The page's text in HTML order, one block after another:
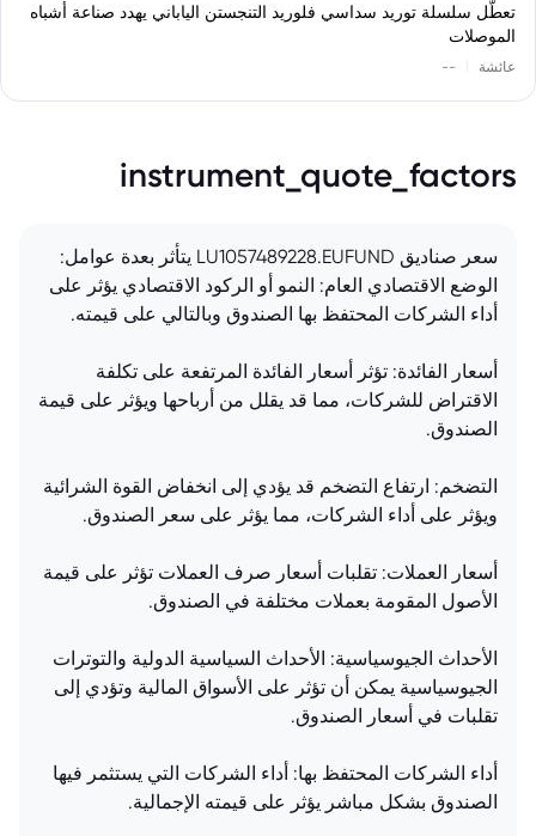
تعطّل سلسلة توريد سداسي فلوريد التنجستن الياباني يهدد صناعة أشباه
الموصلات
عائشة --
instrument_quote_factors
سعر صناديق LU1057489228.EUFUND يتأثر بعدة عوامل:
الوضع الاقتصادي العام: النمو أو الركود الاقتصادي يؤثر على
أداء الشركات المحتفظ بها الصندوق وبالتالي على قيمته.
أسعار الفائدة: تؤثر أسعار الفائدة المرتفعة على تكلفة
الاقتراض للشركات، مما قد يقلل من أرباحها ويؤثر على قيمة
الصندوق.
التضخم: ارتفاع التضخم قد يؤدي إلى انخفاض القوة الشرائية
ويؤثر على أداء الشركات، مما يؤثر على سعر الصندوق.
أسعار العملات: تقلبات أسعار صرف العملات تؤثر على قيمة
الأصول المقومة بعملات مختلفة في الصندوق.
الأحداث الجيوسياسية: الأحداث السياسية الدولية والتوترات
الجيوسياسية يمكن أن تؤثر على الأسواق المالية وتؤدي إلى
تقلبات في أسعار الصندوق.
أداء الشركات المحتفظ بها: أداء الشركات التي يستثمر فيها
الصندوق بشكل مباشر يؤثر على قيمته الإجمالية.